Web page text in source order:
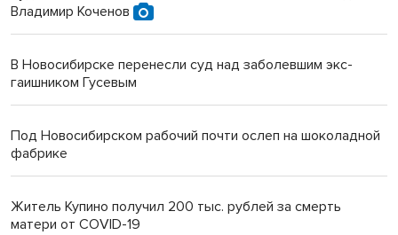
Владимир Коченов
В Новосибирске перенесли суд над заболевшим экс-
гаишником Гусевым
Под Новосибирском рабочий почти ослеп на шоколадной
фабрике
Житель Купино получил 200 тыс. рублей за смерть
матери от COVID-19